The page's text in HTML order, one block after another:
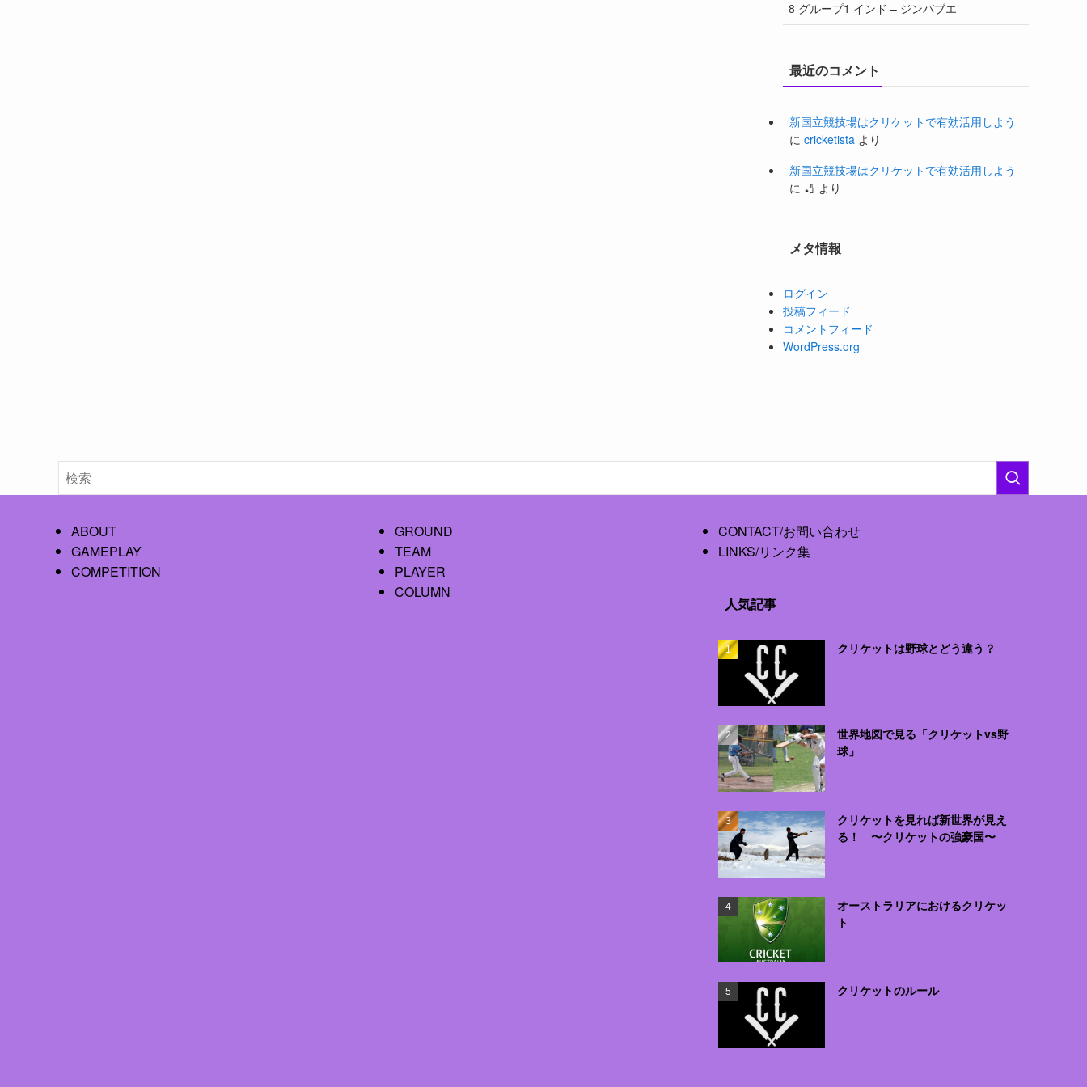
8 グループ1 インド – ジンバブエ
最近のコメント
新国立競技場はクリケットで有効活用しよう
に cricketista より
新国立競技場はクリケットで有効活用しよう
に 🏏 より
メタ情報
ログイン
投稿フィード
コメントフィード
WordPress.org
ABOUT
GAMEPLAY
COMPETITION
GROUND
TEAM
PLAYER
COLUMN
CONTACT/お問い合わせ
LINKS/リンク集
人気記事
クリケットは野球とどう違う？
世界地図で見る「クリケットvs野
球」
クリケットを見れば新世界が見え
る！ 〜クリケットの強豪国〜
オーストラリアにおけるクリケッ
ト
クリケットのルール